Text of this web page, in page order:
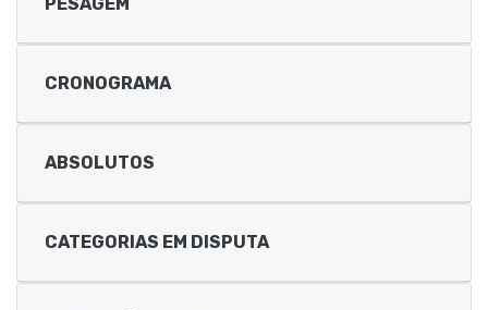
CRONOGRAMA
ABSOLUTOS
CATEGORIAS EM DISPUTA